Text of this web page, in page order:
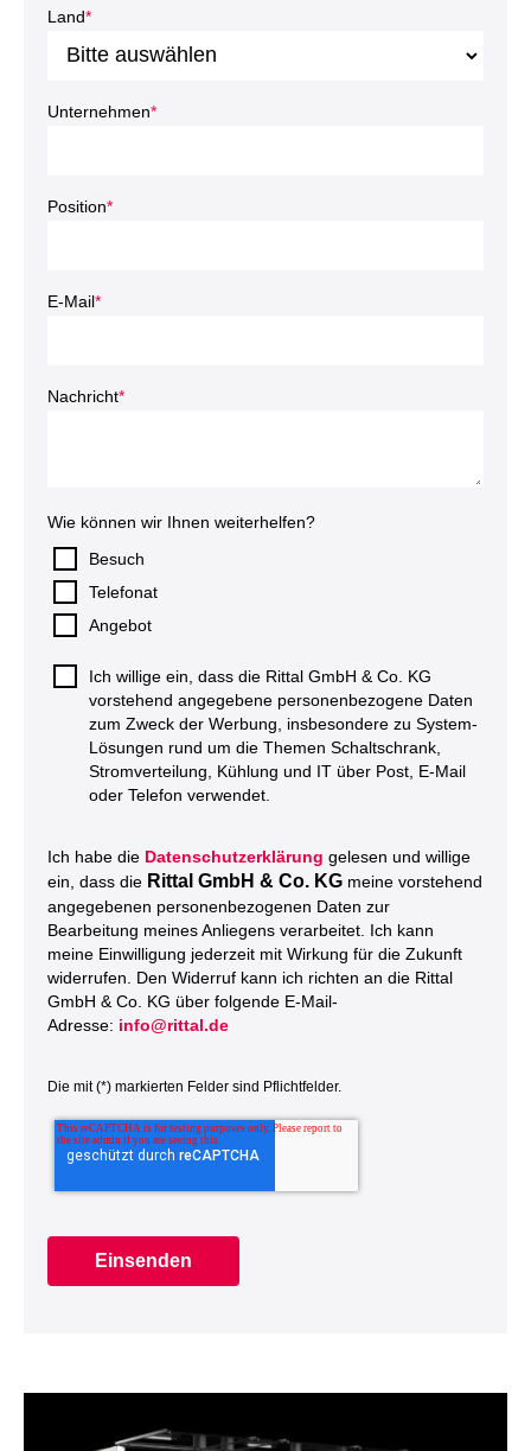
Land*
Unternehmen*
Position*
E-Mail*
Nachricht*
Wie können wir Ihnen weiterhelfen?
Besuch
Telefonat
Angebot
Ich willige ein, dass die Rittal GmbH & Co. KG
vorstehend angegebene personenbezogene Daten
zum Zweck der Werbung, insbesondere zu System-
Lösungen rund um die Themen Schaltschrank,
Stromverteilung, Kühlung und IT über Post, E-Mail
oder Telefon verwendet.
Ich habe die Datenschutzerklärung gelesen und willige
ein, dass die Rittal GmbH & Co. KG meine vorstehend
angegebenen personenbezogenen Daten zur
Bearbeitung meines Anliegens verarbeitet. Ich kann
meine Einwilligung jederzeit mit Wirkung für die Zukunft
widerrufen. Den Widerruf kann ich richten an die Rittal
GmbH & Co. KG über folgende E-Mail-
Adresse: info@rittal.de
Die mit (*) markierten Felder sind Pflichtfelder.